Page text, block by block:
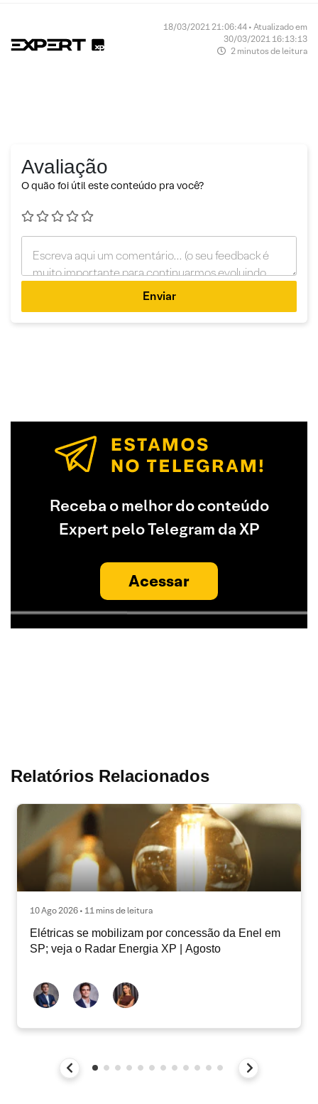
18/03/2021 21:06:44 • Atualizado em
30/03/2021 16:13:13
2 minutos de leitura
Avaliação
O quão foi útil este conteúdo pra você?
Enviar
Receba o melhor do conteúdo
Expert pelo Telegram da XP
Acessar
Relatórios Relacionados
10 Ago 2026 • 11 mins de leitura
Elétricas se mobilizam por concessão da Enel em
SP; veja o Radar Energia XP | Agosto